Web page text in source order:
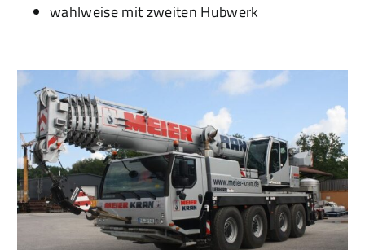
wahlweise mit zweiten Hubwerk